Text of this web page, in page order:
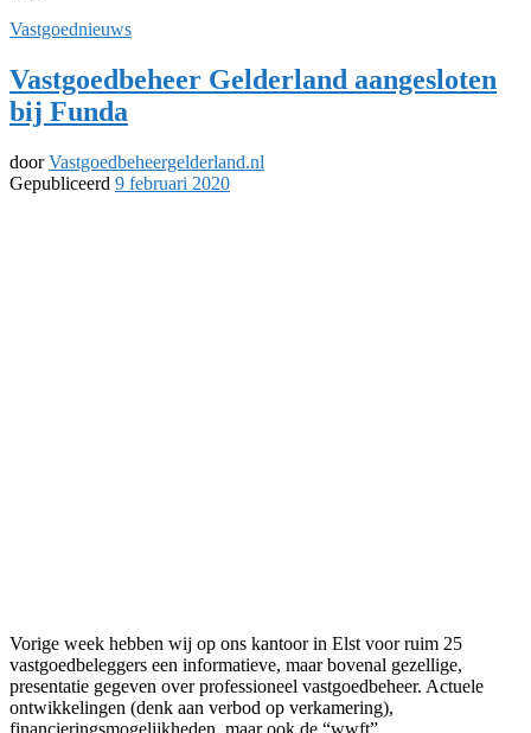
Vastgoednieuws
Vastgoedbeheer Gelderland aangesloten
bij Funda
doorVastgoedbeheergelderland.nl
Gepubliceerd 9 februari 2020
Vorige week hebben wij op ons kantoor in Elst voor ruim 25
vastgoedbeleggers een informatieve, maar bovenal gezellige,
presentatie gegeven over professioneel vastgoedbeheer. Actuele
ontwikkelingen (denk aan verbod op verkamering),
financieringsmogelijkheden, maar ook de “wwft”